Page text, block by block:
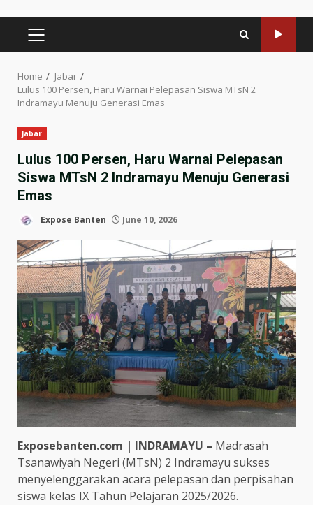
PRIMARY
MENU
Home
Jabar
Lulus 100 Persen, Haru Warnai Pelepasan Siswa MTsN 2
Indramayu Menuju Generasi Emas
Jabar
Lulus 100 Persen, Haru Warnai Pelepasan
Siswa MTsN 2 Indramayu Menuju Generasi
Emas
Expose Banten June 10, 2026
Exposebanten.com | INDRAMAYU – Madrasah
Tsanawiyah Negeri (MTsN) 2 Indramayu sukses
menyelenggarakan acara pelepasan dan perpisahan
siswa kelas IX Tahun Pelajaran 2025/2026.